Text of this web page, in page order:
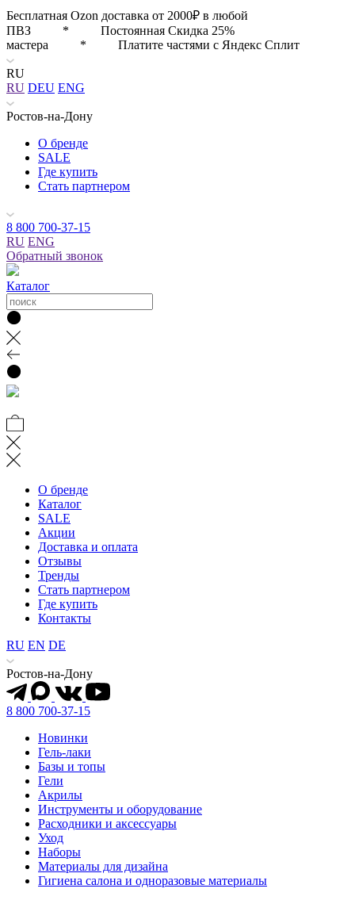
Бесплатная Ozon доставка от 2000₽ в любой
ПВЗ * Постоянная Скидка 25%
мастера * Платите частями с Яндекс Сплит
RU
RU DEU ENG
Ростов-на-Дону
О бренде
SALE
Где купить
Стать партнером
8 800 700-37-15
RU ENG
Обратный звонок
Каталог
О бренде
Каталог
SALE
Акции
Доставка и оплата
Отзывы
Тренды
Стать партнером
Где купить
Контакты
RU EN DE
Ростов-на-Дону
8 800 700-37-15
Новинки
Гель-лаки
Базы и топы
Гели
Акрилы
Инструменты и оборудование
Расходники и аксессуары
Уход
Наборы
Материалы для дизайна
Гигиена салона и одноразовые материалы